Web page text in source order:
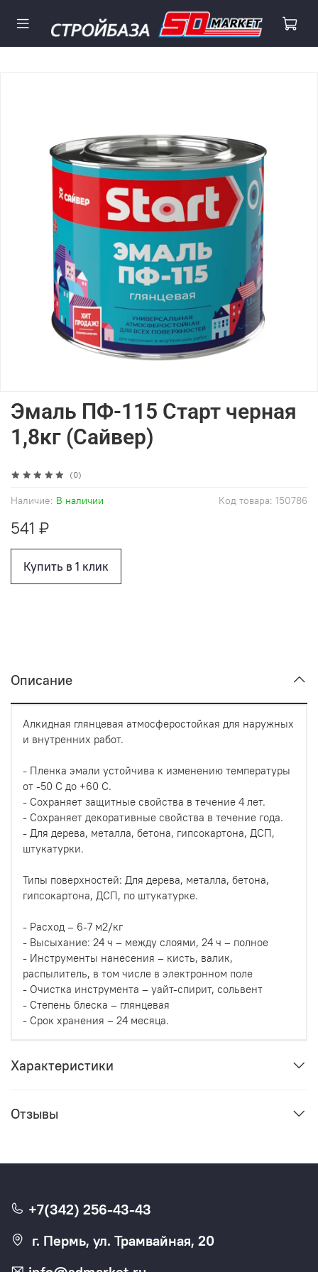
(0)
Код товара: 150786
Наличие: В наличии
Эмаль ПФ-115 Старт черная
1,8кг (Сайвер)
541 ₽
Купить в 1 клик
Описание
Алкидная глянцевая атмосферостойкая для наружных
и внутренних работ.
- Пленка эмали устойчива к изменению температуры
от -50 С до +60 С.
- Сохраняет защитные свойства в течение 4 лет.
- Сохраняет декоративные свойства в течение года.
- Для дерева, металла, бетона, гипсокартона, ДСП,
штукатурки.
Типы поверхностей: Для дерева, металла, бетона,
гипсокартона, ДСП, по штукатурке.
- Расход – 6-7 м2/кг
- Высыхание: 24 ч – между слоями, 24 ч – полное
- Инструменты нанесения – кисть, валик,
распылитель, в том числе в электронном поле
- Очистка инструмента – уайт-спирит, сольвент
- Степень блеска – глянцевая
- Срок хранения – 24 месяца.
Характеристики
Отзывы
+7(342) 256-43-43
г. Пермь, ул. Трамвайная, 20